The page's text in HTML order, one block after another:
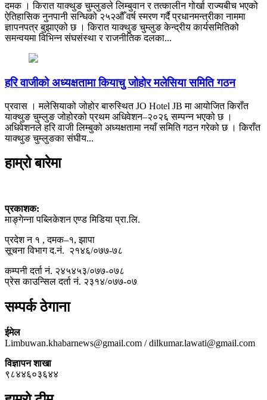
दमक । किरात याक्थुङ चुम्लुङले लिम्बुवान र तत्कालीन गोर्खा राज्यबीच भएको
ऐतिहासिक नुनपानी सन्धिको २५२औँ वर्ष स्मरण गर्दै प्रधानमन्त्रीका नाममा
ज्ञापनपत्र बुझाएको छ । किरात याक्थुङ चुम्लुङ केन्द्रीय कार्यसमितिको
समन्वयमा विभिन्न संघसंस्था र राजनीतिक दलका...
हरि वाजीको अध्यक्षतामा कियाचु जोहोर मलेसिया समिति गठन
प्रवास । मलेसियाको जोहोर बारुस्थित JO Hotel JB मा आयोजित किराँत
याक्थुङ चुम्लुङ जोहोरको प्रथम अधिवेशन–२०२६ सम्पन्न भएको छ ।
अधिवेशनले हरि वाजी लिम्बुको अध्यक्षतामा नयाँ समिति गठन गरेको छ । किराँत
याक्थुङ चुम्लुङका संघीय...
हाम्रो बारेमा
प्रकाशक:
माङ्गेन्ना पब्लिकेशन एण्ड मिडिया प्रा.लि.
प्रदेश न १ , दमक–१, झापा
सूचना विभाग द.नं. २१४६/०७७-७८
कम्पनी दर्ता नं. २४५४५३/०७७-०७८
प्रेस काउन्सिल दर्ता नं. २३१४/०७७-०७
सम्पर्क ठेगाना
ईमेल
Limbuwan.khabarnews@gmail.com / dilkumar.lawati@gmail.com
विज्ञापन शाखा
९८४४६०३६४४